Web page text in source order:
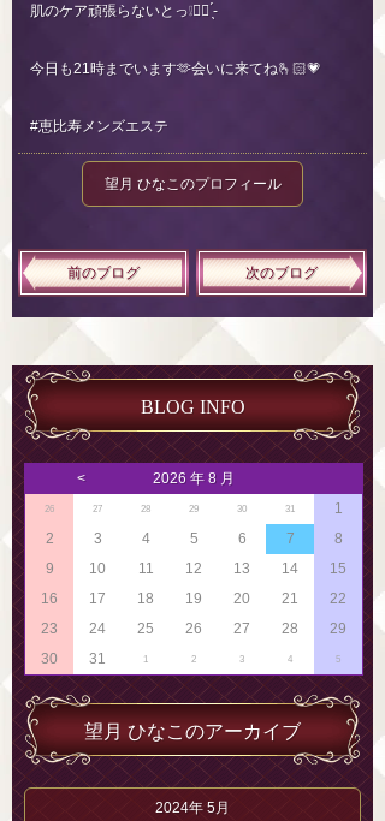
肌のケア頑張らないとっ❕✊🏻 ̖́-‬
今日も21時までいます🫶会いに来てね🫰🏻💗
#恵比寿メンズエステ
望月 ひなこのプロフィール
前のブログ 次のブログ
BLOG INFO
< 2026 年 8 月
26 27 28 29 30 31
1
2
3 4 5 6 7
8
9
10 11 12 13 14
15
16
17 18 19 20 21
22
23
24 25 26 27 28
29
30
31 1 2 3 4 5
望月 ひなこのアーカイブ
2024年 5月